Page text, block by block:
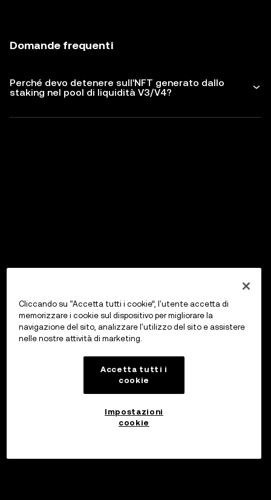
Domande frequenti
Perché devo detenere sull'NFT generato dallo
staking nel pool di liquidità V3/V4?
Cliccando su “Accetta tutti i cookie”, l'utente accetta di
memorizzare i cookie sul dispositivo per migliorare la
navigazione del sito, analizzare l'utilizzo del sito e assistere
nelle nostre attività di marketing.
Accetta tutti i
cookie
Impostazioni
cookie